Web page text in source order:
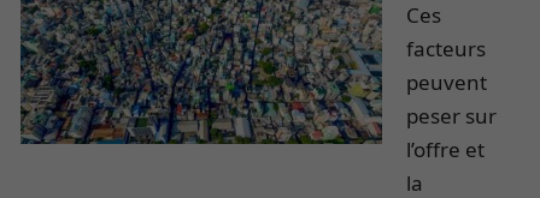
Ces
facteurs
peuvent
peser sur
l’offre et
la